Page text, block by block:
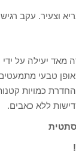
וצעיר. עקב
יעילה על ידי
טבעי
כמויות
ללא כאבים.